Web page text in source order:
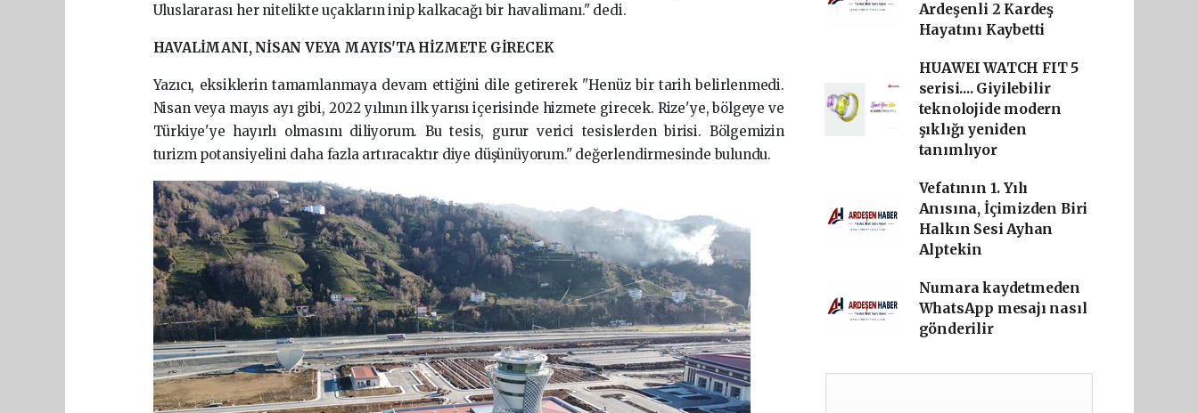
Uluslararası her nitelikte uçakların inip kalkacağı bir havalimanı." dedi.
HAVALİMANI, NİSAN VEYA MAYIS'TA HİZMETE GİRECEK
Yazıcı, eksiklerin tamamlanmaya devam ettiğini dile getirerek "Henüz bir tarih belirlenmedi.
Nisan veya mayıs ayı gibi, 2022 yılının ilk yarısı içerisinde hizmete girecek. Rize'ye, bölgeye ve
Türkiye'ye hayırlı olmasını diliyorum. Bu tesis, gurur verici tesislerden birisi. Bölgemizin
turizm potansiyelini daha fazla artıracaktır diye düşünüyorum." değerlendirmesinde bulundu.
Ardeşenli 2 Kardeş
Hayatını Kaybetti
HUAWEI WATCH FIT 5
serisi.... Giyilebilir
teknolojide modern
şıklığı yeniden
tanımlıyor
Vefatının 1. Yılı
Anısına, İçimizden Biri
Halkın Sesi Ayhan
Alptekin
Numara kaydetmeden
WhatsApp mesajı nasıl
gönderilir